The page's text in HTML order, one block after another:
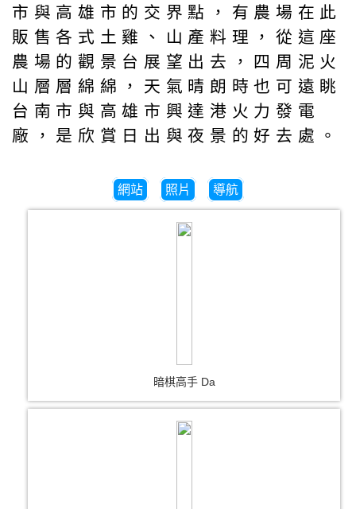
市與高雄市的交界點，有農場在此
販售各式土雞、山產料理，從這座
農場的觀景台展望出去，四周泥火
山層層綿綿，天氣晴朗時也可遠眺
台南市與高雄市興達港火力發電
廠，是欣賞日出與夜景的好去處。
網站 照片 導航
暗棋高手 Da